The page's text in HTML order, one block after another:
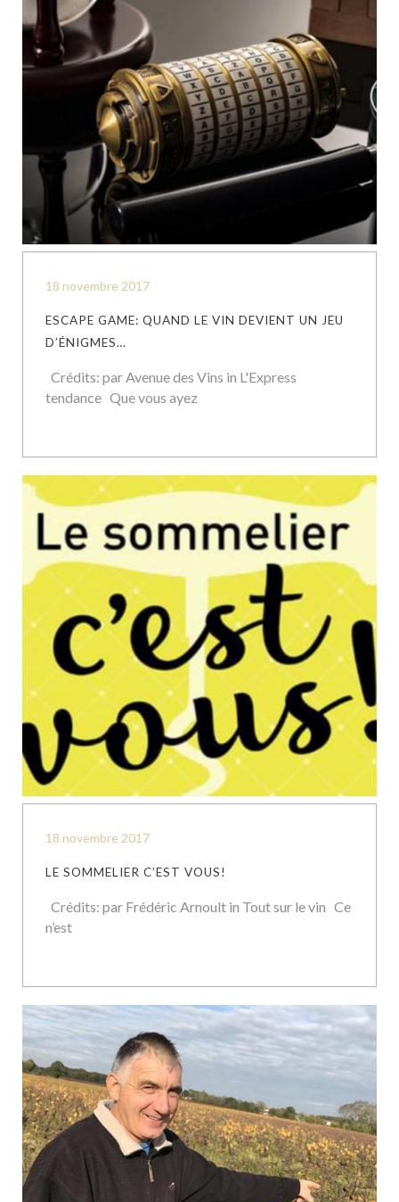
18 novembre 2017
ESCAPE GAME: QUAND LE VIN DEVIENT UN JEU
D’ÉNIGMES…
Crédits: par Avenue des Vins in L'Express
tendance Que vous ayez
18 novembre 2017
LE SOMMELIER C’EST VOUS!
Crédits: par Frédéric Arnoult in Tout sur le vin Ce
n’est